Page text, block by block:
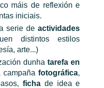
máis de reflexión e
iniciais.
serie deactividades
distintos estilos
arte...)
dunhatarefa en
campañafotográfica,
fichade idea e